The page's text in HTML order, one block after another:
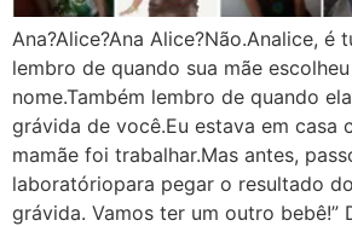
Ana?Alice?Ana Alice?Não.Analice, é
lembro de quando sua mãe
nome.Também lembro de quando
grávida de você.Eu estava em casa
mamãe foi trabalhar.Mas antes,
laboratóriopara pegar o resultado
grávida. Vamos ter um outro bebê!”